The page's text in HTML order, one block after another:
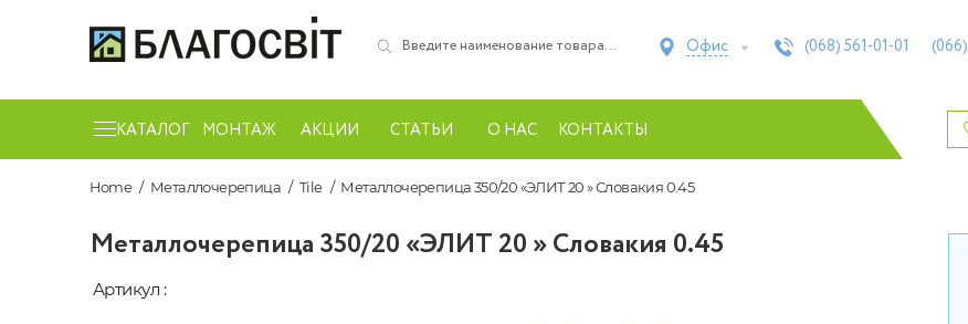
Офис (068) 561-01-01 (066)
КАТАЛОГ МОНТАЖ АКЦИИ СТАТЬИ О НАС КОНТАКТЫ
Home Металлочерепица Tile Металлочерепица 350/20 «ЭЛИТ 20 » Словакия 0.45
Металлочерепица 350/20 «ЭЛИТ 20 » Словакия 0.45
Артикул :